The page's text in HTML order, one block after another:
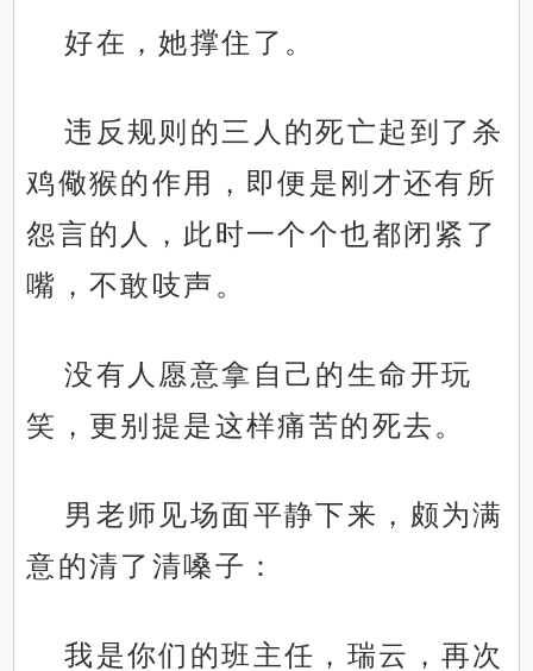
好在，她撑住了。
违反规则的三人的死亡起到了杀
鸡儆猴的作用，即便是刚才还有所
怨言的人，此时一个个也都闭紧了
嘴，不敢吱声。
没有人愿意拿自己的生命开玩
笑，更别提是这样痛苦的死去。
男老师见场面平静下来，颇为满
意的清了清嗓子：
我是你们的班主任，瑞云，再次